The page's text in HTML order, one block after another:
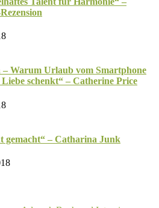
– Warum Urlaub vom Smartphone
schenkt“ – Catherine Price
gemacht“ – Catharina Junk